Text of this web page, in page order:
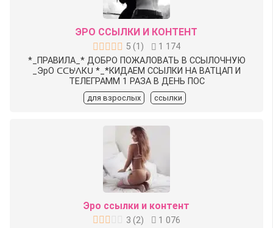
ЭРО ССЫЛКИ И КОНТЕНТ
5 (1 )
1 174
*_ПРАВИЛА_* ДОБРО ПОЖАЛОВАТЬ В ССЫЛОЧНУЮ
_ЭрО ᑕᑕᒈᐱКᑌ *_*КИДАЕМ ССЫЛКИ НА ВАТЦАП И
ТЕЛЕГРАММ 1 РАЗА В ДЕНЬ ПОС
для взрослых ссылки
Эро ссылки и контент
3 (2)
1 076